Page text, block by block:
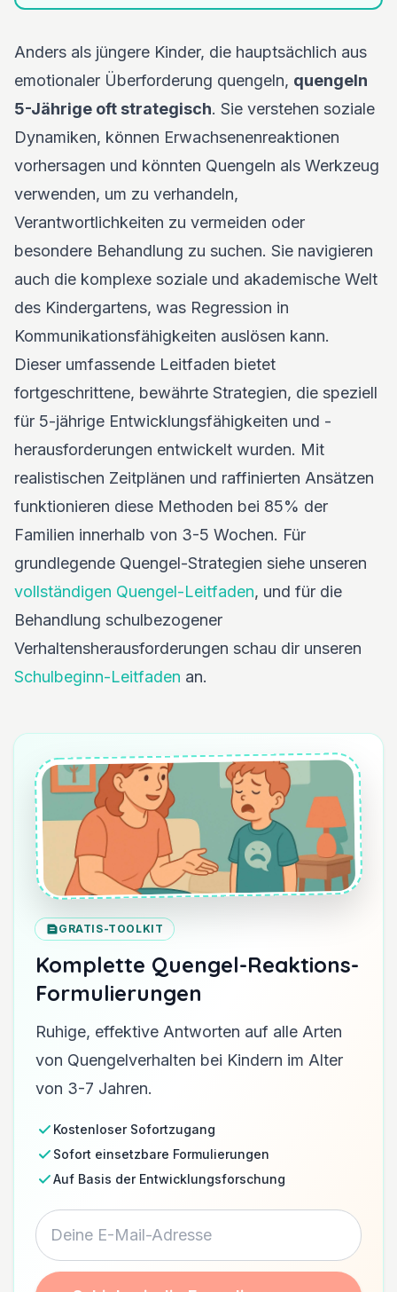
Anders als jüngere Kinder, die hauptsächlich aus
emotionaler Überforderung quengeln, quengeln
5-Jährige oft strategisch. Sie verstehen soziale
Dynamiken, können Erwachsenenreaktionen
vorhersagen und könnten Quengeln als Werkzeug
verwenden, um zu verhandeln,
Verantwortlichkeiten zu vermeiden oder
besondere Behandlung zu suchen. Sie navigieren
auch die komplexe soziale und akademische Welt
des Kindergartens, was Regression in
Kommunikationsfähigkeiten auslösen kann.
Dieser umfassende Leitfaden bietet
fortgeschrittene, bewährte Strategien, die speziell
für 5-jährige Entwicklungsfähigkeiten und -
herausforderungen entwickelt wurden. Mit
realistischen Zeitplänen und raffinierten Ansätzen
funktionieren diese Methoden bei 85% der
Familien innerhalb von 3-5 Wochen. Für
grundlegende Quengel-Strategien siehe unseren
vollständigen Quengel-Leitfaden, und für die
Behandlung schulbezogener
Verhaltensherausforderungen schau dir unseren
Schulbeginn-Leitfaden an.
GRATIS-TOOLKIT
Komplette Quengel-Reaktions-
Formulierungen
Ruhige, effektive Antworten auf alle Arten
von Quengelverhalten bei Kindern im Alter
von 3-7 Jahren.
Kostenloser Sofortzugang
Sofort einsetzbare Formulierungen
Auf Basis der Entwicklungsforschung